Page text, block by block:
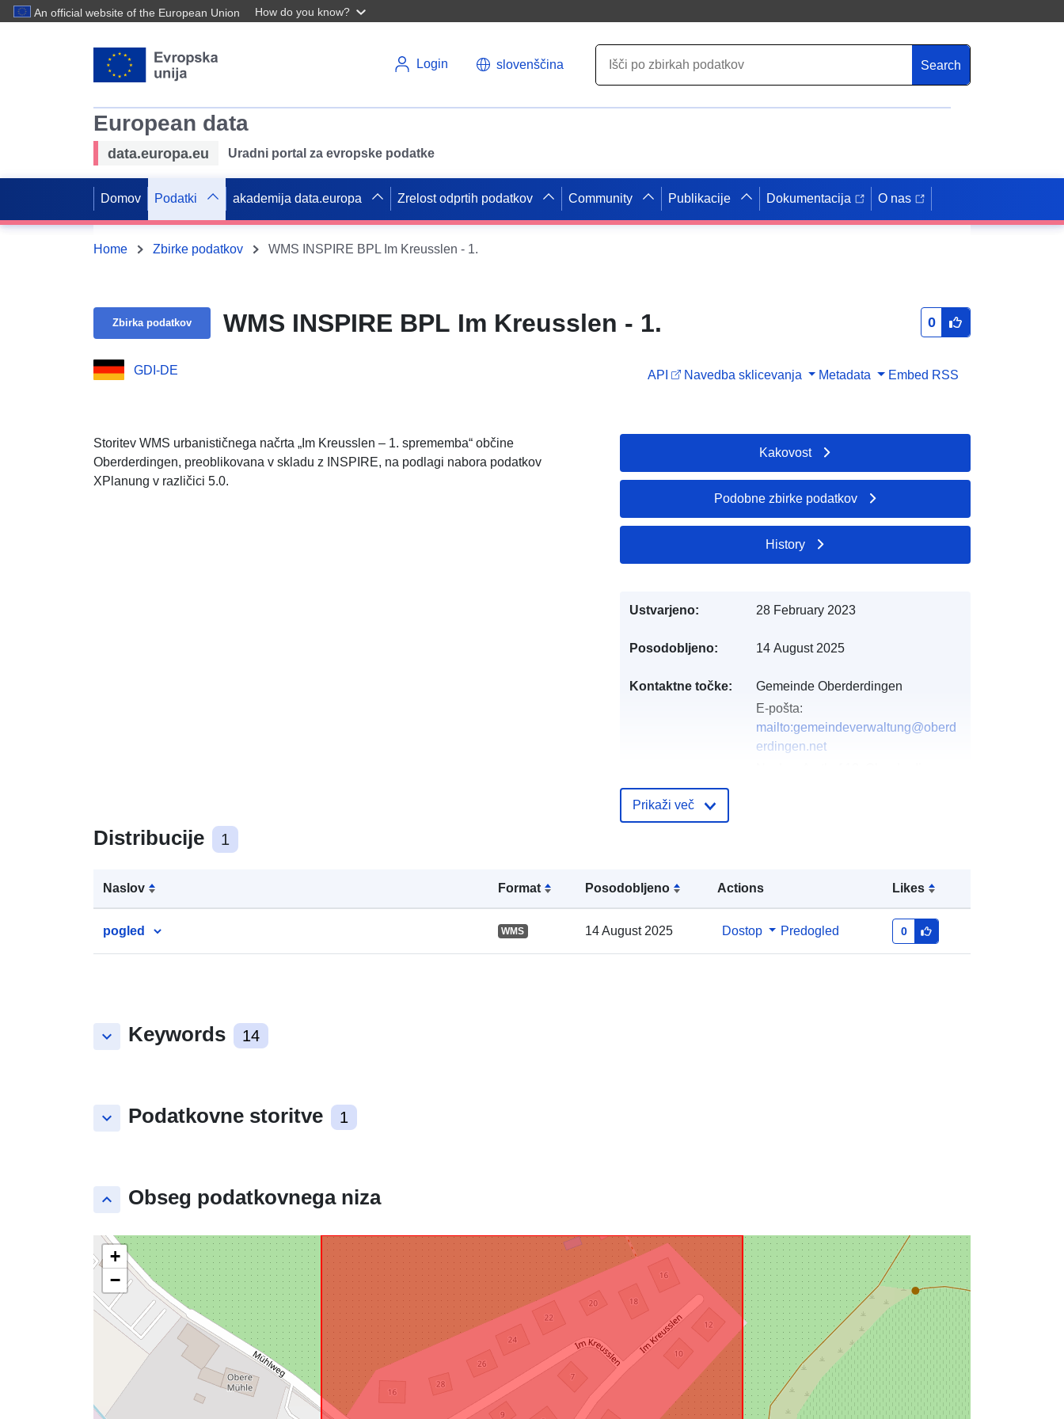
An official website of the European Union How do you know?
Login slovenščina Search
European data
data.europa.eu Uradni portal za evropske podatke
Domov Podatki akademija data.europa Zrelost odprtih podatkov Community Publikacije Dokumentacija O nas
Home Zbirke podatkov WMS INSPIRE BPL Im Kreusslen - 1.
Zbirka podatkov WMS INSPIRE BPL Im Kreusslen - 1. 0
GDI-DE API Navedba sklicevanja Metadata Embed RSS
Storitev WMS urbanističnega načrta „Im Kreusslen – 1. sprememba“ občine
Oberderdingen, preoblikovana v skladu z INSPIRE, na podlagi nabora podatkov
XPlanung v različici 5.0.
Distribucije 1
Naslov Format Posodobljeno Actions Likes
pogled WMS 14 August 2025 Dostop Predogled 0
keyboard_arrow_down Keywords 14
keyboard_arrow_down Podatkovne storitve 1
keyboard_arrow_up Obseg podatkovnega niza
+
−
Kakovost
Podobne zbirke podatkov
History
Ustvarjeno: 28 February 2023
Posodobljeno: 14 August 2025
Kontaktne točke:
Gemeinde Oberderdingen
E-pošta:
mailto:gemeindeverwaltung@oberd
erdingen.net
2026
Posodobljeno na spletišču Data.europa.eu:
19 April 2026
uriRef:
http://data.europa.eu/88u/dataset/1f7
f8383-5fb6-4f1b-9d5a-f95d2b23f094
Prikaži več